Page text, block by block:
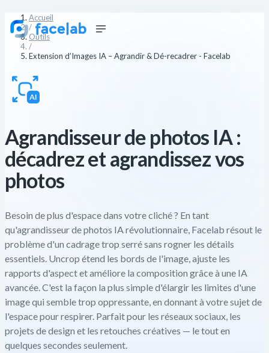
Accueil
/
Outils
/
Extension d’Images IA – Agrandir & Dé-recadrer - Facelab
Agrandisseur de photos IA :
décadrez et agrandissez vos
photos
Besoin de plus d'espace dans votre cliché ? En tant
qu'agrandisseur de photos IA révolutionnaire, Facelab résout le
problème d'un cadrage trop serré sans rogner les détails
essentiels. Uncrop étend les bords de l'image, ajuste les
rapports d'aspect et améliore la composition grâce à une IA
avancée. C'est la façon la plus simple d'élargir les limites d'une
image qui semble trop oppressante, en donnant à votre sujet de
l'espace pour respirer. Parfait pour les réseaux sociaux, les
projets de design et les retouches créatives — le tout en
quelques secondes seulement.